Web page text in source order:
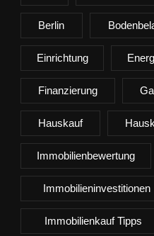
Berlin
Einrichtung
Finanzierung
Hauskauf
Immobilienbewertung
Immobilieninvestitionen
Immobilienkauf Tipps